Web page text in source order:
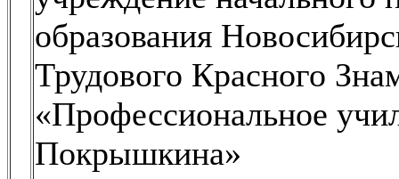
образования
Трудового Красного
«Профессиональное
Покрышкина»